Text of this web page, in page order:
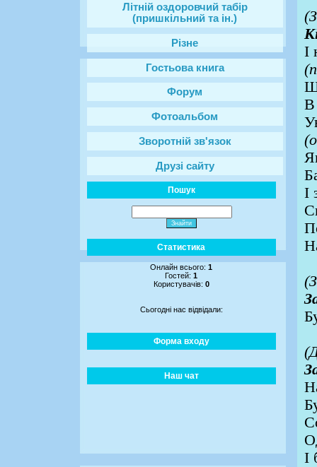
Літній оздоровчий табір
(пришкільний та ін.)
Різне
Гостьова книга
Форум
Фотоальбом
Зворотній зв'язок
Друзі сайту
Пошук
Статистика
Онлайн всього:1
Гостей:1
Користувачів: 0
Сьогодні нас відвідали:
Форма входу
Наш чат
І
В
І
І